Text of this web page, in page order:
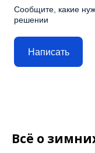
Сообщите, какие
решении
Написать
Всё о